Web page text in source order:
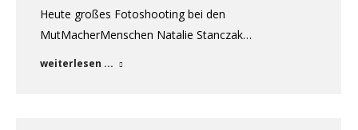
Heute großes Fotoshooting bei den
MutMacherMenschen Natalie Stanczak…
weiterlesen ...